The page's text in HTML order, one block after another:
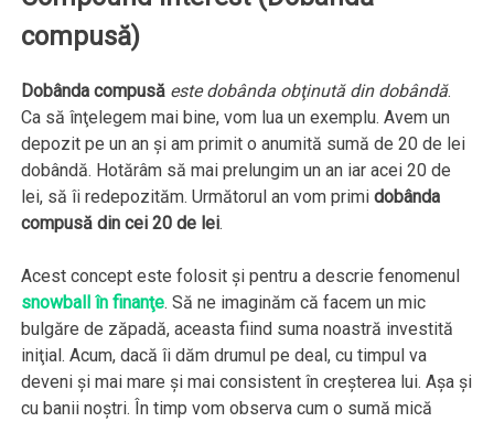
compusă)
Dobânda compusă este dobânda obţinută din dobândă.
Ca să înţelegem mai bine, vom lua un exemplu. Avem un
depozit pe un an şi am primit o anumită sumă de 20 de lei
dobândă. Hotărâm să mai prelungim un an iar acei 20 de
lei, să îi redepozităm. Următorul an vom primidobânda
compusă din cei 20 de lei.
Acest concept este folosit şi pentru a descrie fenomenul
snowball în finanţe. Să ne imaginăm că facem un mic
bulgăre de zăpadă, aceasta fiind suma noastră investită
iniţial. Acum, dacă îi dăm drumul pe deal, cu timpul va
deveni şi mai mare şi mai consistent în creşterea lui. Aşa şi
cu banii noştri. În timp vom observa cum o sumă mică